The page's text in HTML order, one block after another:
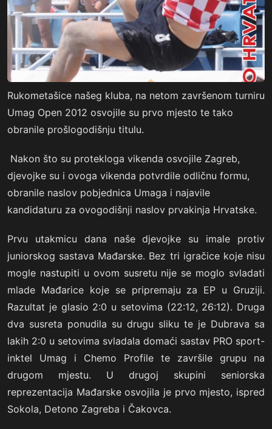
Rukometašice našeg kluba, na netom završenom turniru
Umag Open 2012 osvojile su prvo mjesto te tako
obranile prošlogodišnju titulu.
Nakon što su protekloga vikenda osvojile Zagreb,
djevojke su i ovoga vikenda potvrdile odličnu formu,
obranile naslov pobjednica Umaga i najavile
kandidaturu za ovogodišnji naslov prvakinja Hrvatske.
Prvu utakmicu dana naše djevojke su imale protiv
juniorskog sastava Mađarske. Bez tri igračice koje nisu
mogle nastupiti u ovom susretu nije se moglo svladati
mlade Mađarice koje se pripremaju za EP u Gruziji.
Razultat je glasio 2:0 u setovima (22:12, 26:12). Druga
dva susreta ponudila su drugu sliku te je Dubrava sa
lakih 2:0 u setovima svladala domaći sastav PRO sport-
inktel Umag i Chemo Profile te završile grupu na
drugom mjestu. U drugoj skupini seniorska
reprezentacija Mađarske osvojila je prvo mjesto, ispred
Sokola, Detono Zagreba i Čakovca.